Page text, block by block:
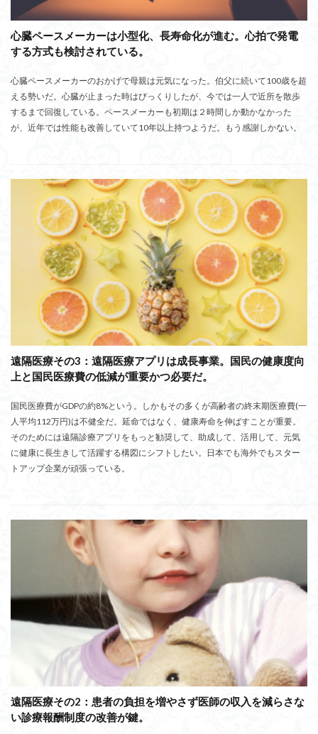
心臓ペースメーカーは小型化、長寿命化が進む。心拍で発電
する方式も検討されている。
心臓ペースメーカーのおかげで母親は元気になった。伯父に続いて100歳を超
える勢いだ。心臓が止まった時はびっくりしたが、今では一人で近所を散歩
するまで回復している。ペースメーカーも初期は２時間しか動かなかった
が、近年では性能も改善していて10年以上持つようだ。もう感謝しかない。
遠隔医療その3：遠隔医療アプリは成長事業。国民の健康度向
上と国民医療費の低減が重要かつ必要だ。
国民医療費がGDPの約8%という。しかもその多くが高齢者の終末期医療費(一
人平均112万円)は不健全だ。延命ではなく、健康寿命を伸ばすことが重要。
そのためには遠隔診療アプリをもっと勧奨して、助成して、活用して、元気
に健康に長生きして活躍する構図にシフトしたい。日本でも海外でもスター
トアップ企業が頑張っている。
遠隔医療その2：患者の負担を増やさず医師の収入を減らさな
い診療報酬制度の改善が鍵。